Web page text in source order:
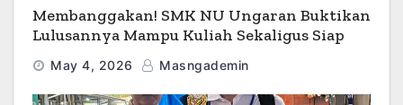
Membanggakan! SMK NU Ungaran Buktikan
Lulusannya Mampu Kuliah Sekaligus Siap
May 4, 2026 Masngademin